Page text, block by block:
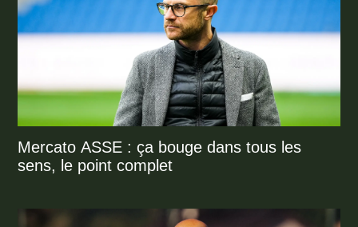
Mercato ASSE : ça bouge dans tous les
sens, le point complet